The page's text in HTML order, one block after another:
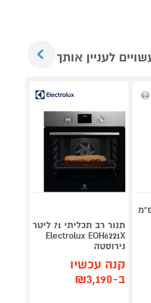
לעניין אותך
רחב 60 ס"מ
תנור רב תכליתי 71 ליטר
Electrolux EOH6221X
נירוסטה
קנה עכשיו
ב-₪3,190